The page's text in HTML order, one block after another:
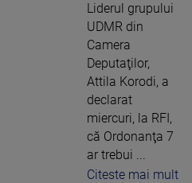
Liderul grupului
UDMR din
Camera
Deputaţilor,
Attila Korodi, a
declarat
miercuri, la RFI,
că Ordonanţa 7
ar trebui ...
Citeste mai mult